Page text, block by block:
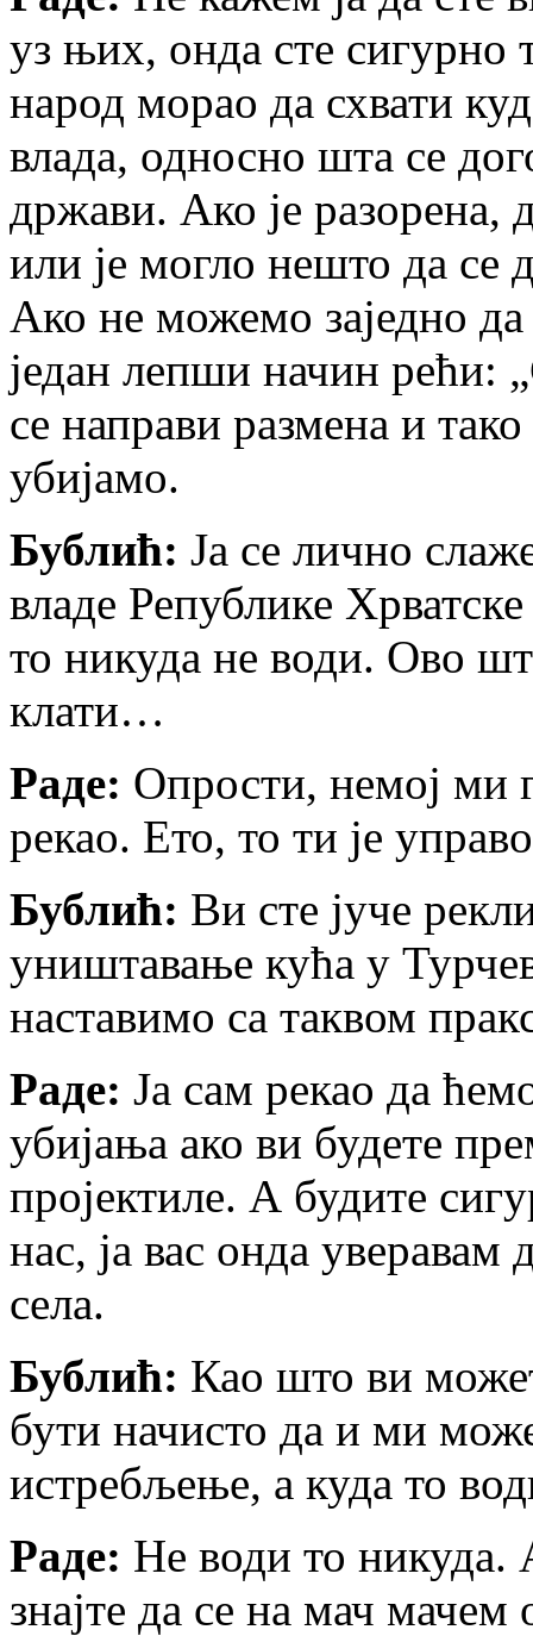
уз њих, онда сте сигурно
народ морао да схвати
влада, односно шта се
држави. Ако је разорена,
или је могло нешто да се
Ако не можемо заједно
један лепши начин рећи:
се направи размена и
убијамо.
Бублић: Ја се лично
владе Републике
то никуда не води. Ово
клати…
Раде: Опрости, немој ми
рекао. Ето, то ти је
Бублић: Ви сте јуче
уништавање кућа у
наставимо са таквом
Раде: Ја сам рекао да
убијања ако ви будете
пројектиле. А будите
нас, ја вас онда
села.
Бублић: Као што ви
бути начисто да и ми
истребљење, а куда то
Раде: Не води то никуда.
знајте да се на мач мачем